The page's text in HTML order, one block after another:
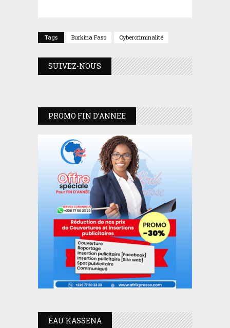
Tags Burkina Faso Cybercriminalité
SUIVEZ-NOUS
PROMO FIN D’ANNEE
EAU KASSENA